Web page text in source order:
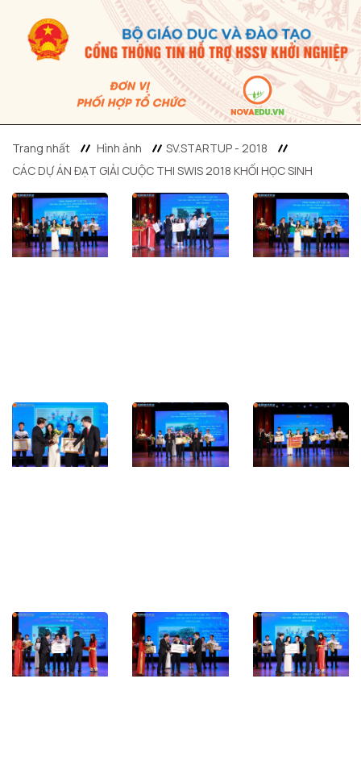
Trang nhất Hình ảnh
SV.STARTUP - 2018
CÁC DỰ ÁN ĐẠT GIẢI CUỘC THI SWIS 2018 KHỐI HỌC SINH